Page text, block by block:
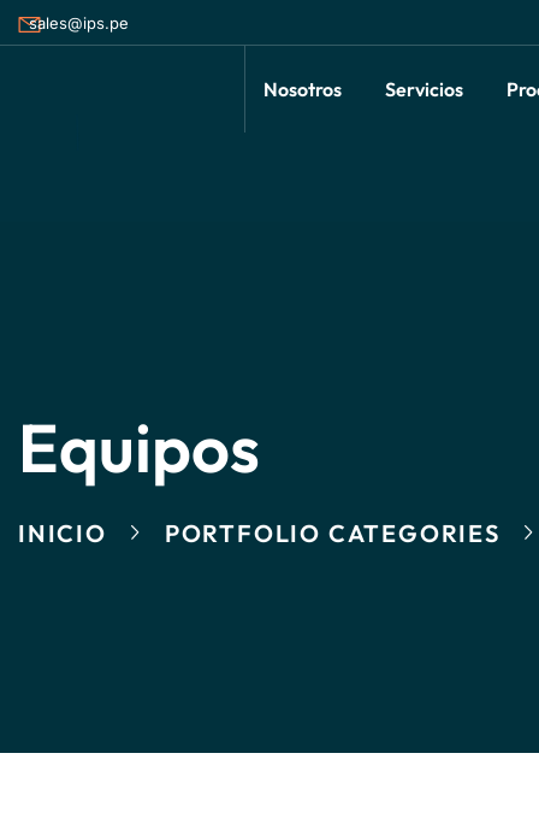
sales@ips.pe
Nosotros Servicios
Equipos
INICIO PORTFOLIO CATEGORIES